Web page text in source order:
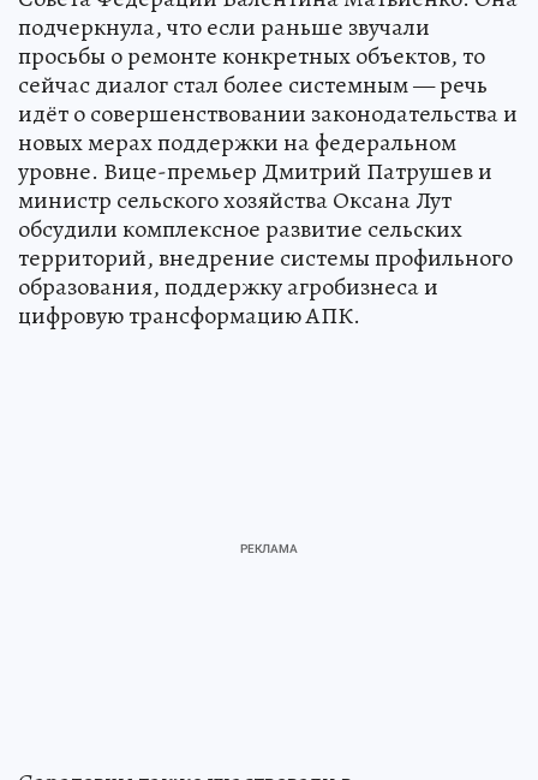
подчеркнула, что если раньше звучали
просьбы о ремонте конкретных объектов, то
сейчас диалог стал более системным — речь
идёт о совершенствовании законодательства и
новых мерах поддержки на федеральном
уровне. Вице-премьер Дмитрий Патрушев и
министр сельского хозяйства Оксана Лут
обсудили комплексное развитие сельских
территорий, внедрение системы профильного
образования, поддержку агробизнеса и
цифровую трансформацию АПК.